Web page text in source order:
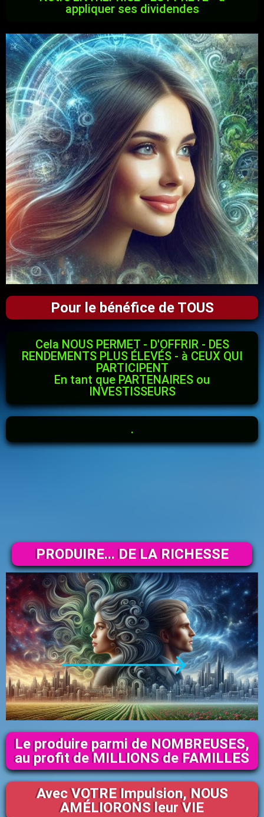
appliquer ses dividendes
Pour le bénéfice de TOUS
Cela NOUS PERMET - D'OFFRIR - DES
RENDEMENTS PLUS ÉLEVÉS - à CEUX QUI
PARTICIPENT
En tant que PARTENAIRES ou
INVESTISSEURS
.
PRODUIRE... DE LA RICHESSE
Le produire parmi de NOMBREUSES,
au profit de MILLIONS de FAMILLES
Avec VOTRE Impulsion, NOUS
AMÉLIORONS leur VIE